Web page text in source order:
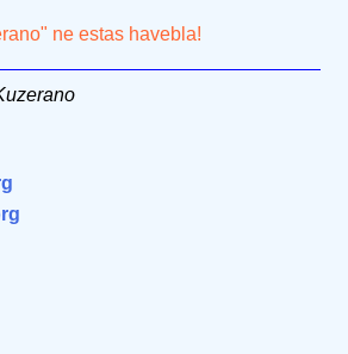
ne estas havebla!